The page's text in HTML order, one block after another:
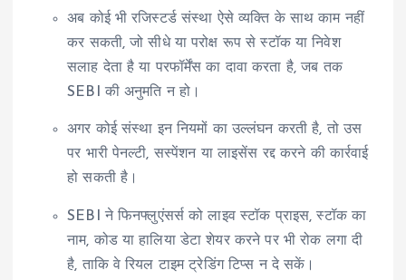
अब कोई भी रजिस्टर्ड संस्था ऐसे व्यक्ति के साथ काम नहीं
कर सकती, जो सीधे या परोक्ष रूप से स्टॉक या निवेश
सलाह देता है या परफॉर्मेंस का दावा करता है, जब तक
SEBI की अनुमति न हो।
अगर कोई संस्था इन नियमों का उल्लंघन करती है, तो उस
पर भारी पेनल्टी, सस्पेंशन या लाइसेंस रद्द करने की कार्रवाई
हो सकती है।
SEBI ने फिनफ्लुएंसर्स को लाइव स्टॉक प्राइस, स्टॉक का
नाम, कोड या हालिया डेटा शेयर करने पर भी रोक लगा दी
है, ताकि वे रियल टाइम ट्रेडिंग टिप्स न दे सकें।